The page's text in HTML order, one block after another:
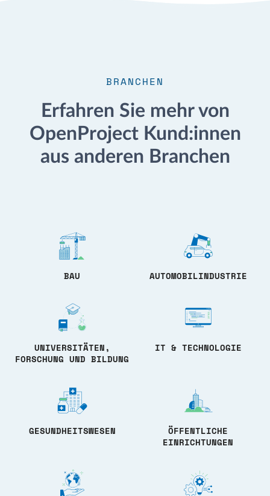
BRANCHEN
Erfahren Sie mehr von
OpenProject Kund:innen
aus anderen Branchen
BAU AUTOMOBILINDUSTRIE
UNIVERSITÄTEN,
FORSCHUNG UND BILDUNG
IT & TECHNOLOGIE
GESUNDHEITSWESEN
ÖFFENTLICHE
EINRICHTUNGEN